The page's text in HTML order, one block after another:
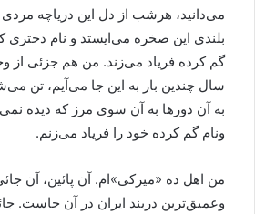
می‌دانید، هرشب از دل این دریاچه مردی
بلندی این صخره می‌ایستد و نام
گم کرده فریاد می‌زند. من هم جزئی از
سال چندین بار به این جا می‌آیم، تن
به آن دورها به آن سوی مرز که دیده
ونام گم کرده خود را فریاد می‌زنم.
من اهل ده «میرکی»‌ام. آن پائین، آن
وعمیق‌ترین دربند ایران در آن جاست.